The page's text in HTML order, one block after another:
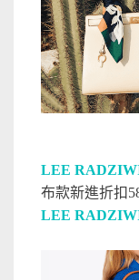
LEE
布款新進折扣
LEE